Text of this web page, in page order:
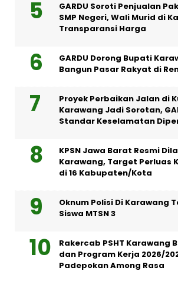
GARDU Soroti Penjualan
SMP Negeri, Wali Murid di
Transparansi Harga
GARDU Dorong Bupati
Bangun Pasar Rakyat di
Proyek Perbaikan Jalan di
Karawang Jadi Sorotan,
Standar Keselamatan
KPSN Jawa Barat Resmi
Karawang, Target Perluas
di 16 Kabupaten/Kota
Oknum Polisi Di Karawang
Siswa MTSN 3
Rakercab PSHT Karawang
dan Program Kerja 2026/
Padepokan Among Rasa